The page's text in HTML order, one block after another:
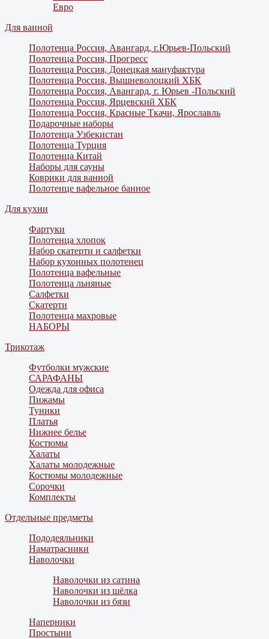
Евро
Для ванной
Полотенца Россия, Авангард, г.Юрьев-Польский
Полотенца Россия, Прогресс
Полотенца Россия, Донецкая мануфактура
Полотенца Россия, Вышневолоцкий ХБК
Полотенца Россия, Авангард, г. Юрьев -Польский
Полотенца Россия, Ярцевский ХБК
Полотенца Россия, Красные Ткачи, Ярославль
Подарочные наборы
Полотенца Узбекистан
Полотенца Турция
Полотенца Китай
Наборы для сауны
Коврики для ванной
Полотенце вафельное банное
Для кухни
Фартуки
Полотенца хлопок
Набор скатерти и салфетки
Набор кухонных полотенец
Полотенца вафельные
Полотенца льняные
Салфетки
Скатерти
Полотенца махровые
НАБОРЫ
Трикотаж
Футболки мужские
САРАФАНЫ
Одежда для офиса
Пижамы
Туники
Платья
Нижнее белье
Костюмы
Халаты
Халаты молодежные
Костюмы молодежные
Сорочки
Комплекты
Отдельные предметы
Пододеяльники
Наматрасники
Наволочки
Наволочки из сатина
Наволочки из шёлка
Наволочки из бязи
Наперники
Простыни